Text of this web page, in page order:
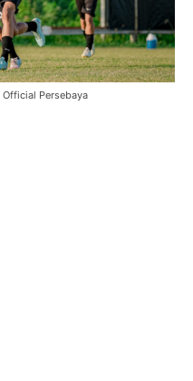
Persebaya